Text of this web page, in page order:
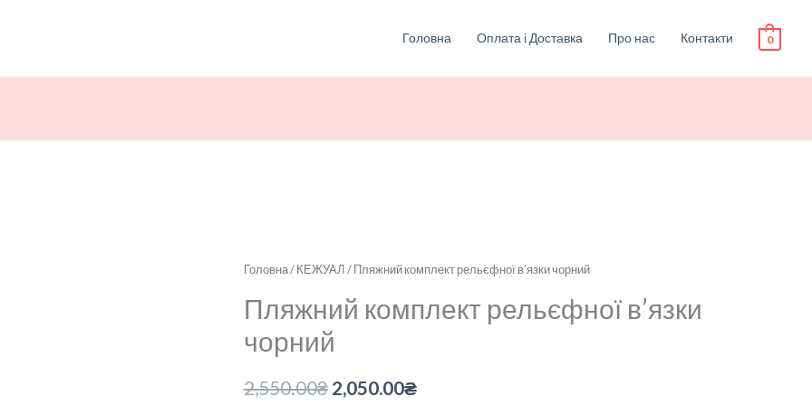
Головна Оплата і Доставка Про нас Контакти 0
Головна/КЕЖУАЛ/ Пляжний комплект рельєфної в’язки чорний
Пляжний комплект рельєфної в’язки
чорний
2,550.00₴
Оригінальна
ціна:
2,550.00₴.
2,050.00₴
Поточна
ціна:
Пляжний
рельєфної
в'язки
кількість